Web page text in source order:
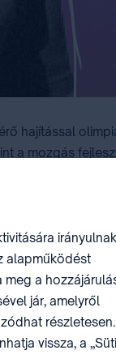
hajítással
a mozgás
világcsúcsnál
alapműködést
a
jár, amelyről
részletesen.
vissza, a „Süti